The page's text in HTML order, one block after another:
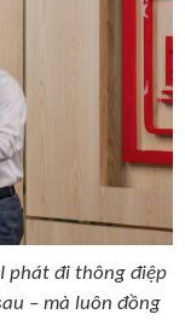
phát đi thông điệp
– mà luôn đồng